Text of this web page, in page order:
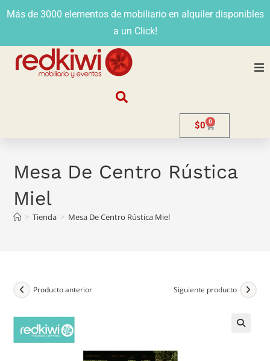
Más de 3000 elementos de mobiliario en alquiler disponibles
a un Click!
$0 0
Mesa De Centro Rústica
Miel
> Tienda > Mesa De Centro Rústica Miel
Producto anterior Siguiente producto